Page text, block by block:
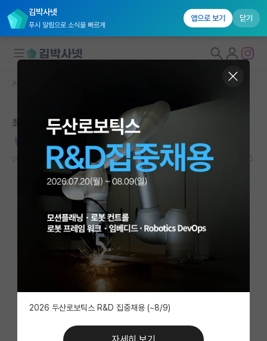
김박사넷
푸시 알림으로 소식을 빠르게
앱으로 보기 닫기
국내대학원 정보
연구실&오픈랩
커뮤니티
커뮤니티 홈
전체글보기
베스트 게시판
IF 명예의전당
자유 게시판(아무개랩)
미국 유학 게시판
미국 대학원 합격 후기 게시판
커뮤니티 홈
최하위권 고 -> 수도권 공대 -> skp 석박 -> 미국 취업
2023.02.23 30 53495
2026 두산로보틱스 R&D 집중채용 (~8/9)